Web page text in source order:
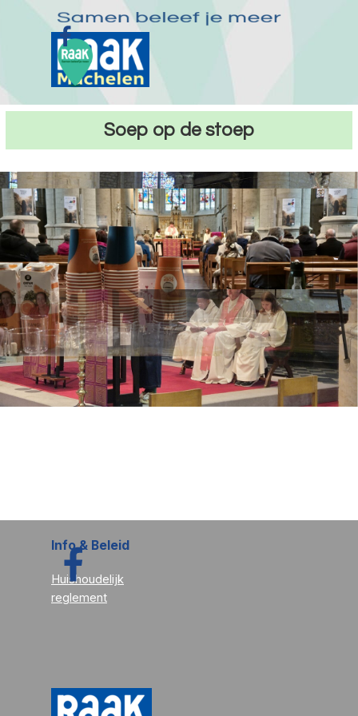
Menu overslaan
Soep op de stoep
Info & Beleid
Huishoudelijk
reglement